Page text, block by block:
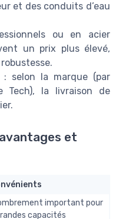
et des conduits d’eau
ou en acier
un prix plus élevé,
: selon la marque (par
Tech), la livraison de
et
important pour
capacités